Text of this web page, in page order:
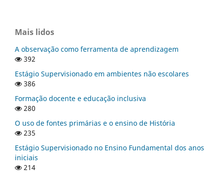
Mais lidos
A observação como ferramenta de aprendizagem
392
Estágio Supervisionado em ambientes não escolares
386
Formação docente e educação inclusiva
280
O uso de fontes primárias e o ensino de História
235
Estágio Supervisionado no Ensino Fundamental dos anos
iniciais
214